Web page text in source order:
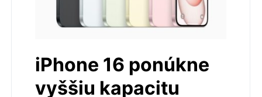
iPhone 16 ponúkne
vyššiu kapacitu